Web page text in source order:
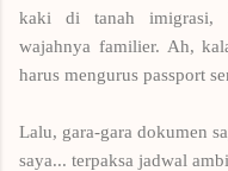
kaki di tanah imigrasi,
wajahnya familier. Ah,
harus mengurus passport
Lalu, gara-gara dokumen
saya... terpaksa jadwal